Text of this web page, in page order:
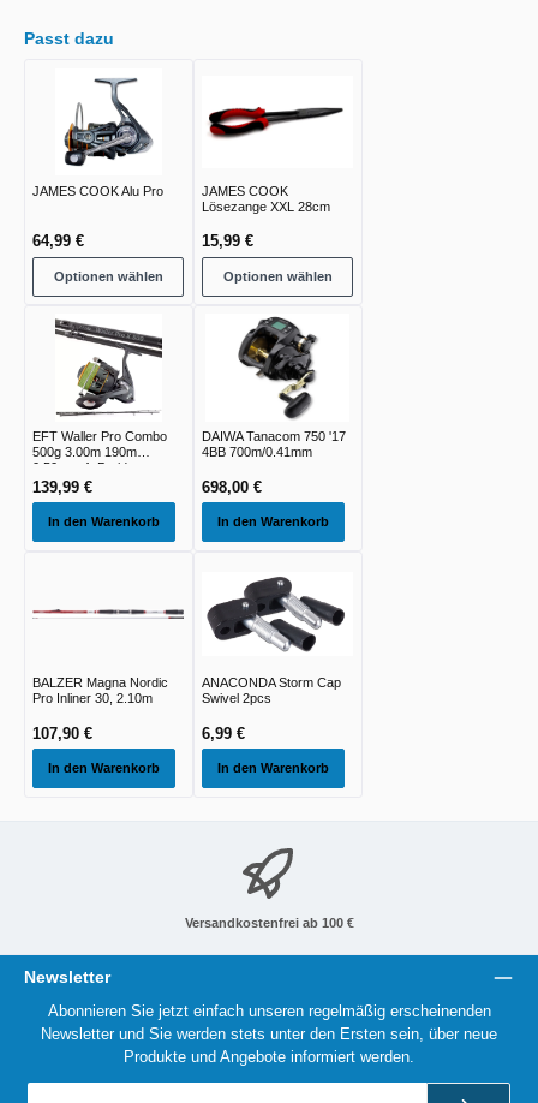
Passt dazu
JAMES COOK Alu Pro
64,99 €
Optionen wählen
JAMES COOK
Lösezange XXL 28cm
15,99 €
Optionen wählen
EFT Waller Pro Combo
500g 3.00m 190m
0.50mm 4xBraid
139,99 €
In den Warenkorb
DAIWA Tanacom 750 '17
4BB 700m/0.41mm
698,00 €
In den Warenkorb
BALZER Magna Nordic
Pro Inliner 30, 2.10m
107,90 €
In den Warenkorb
ANACONDA Storm Cap
Swivel 2pcs
6,99 €
In den Warenkorb
Versandkostenfrei ab 100 €
Newsletter
Abonnieren Sie jetzt einfach unseren regelmäßig erscheinenden
Newsletter und Sie werden stets unter den Ersten sein, über neue
Produkte und Angebote informiert werden.